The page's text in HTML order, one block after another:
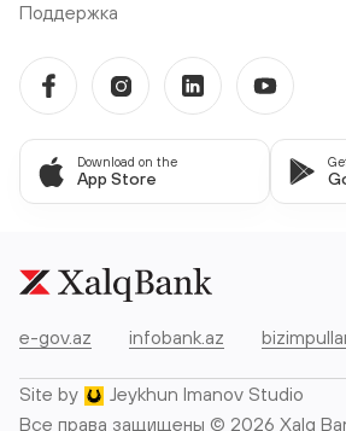
Поддержка
Download on the
App Store
e-gov.az infobank.az
Site by
Jeykhun Imanov Studio
Все права защищены © 2026 Xalq